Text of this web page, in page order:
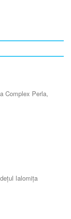
Complex Perla,
Ialomița